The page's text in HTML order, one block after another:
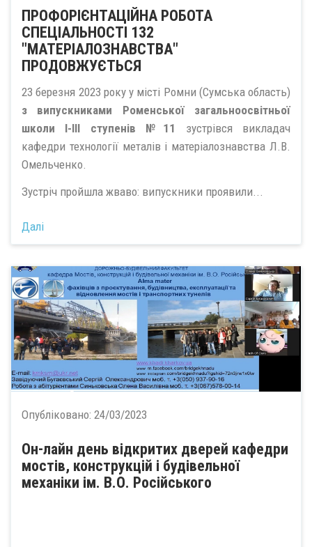
ПРОФОРІЄНТАЦІЙНА РОБОТА
СПЕЦІАЛЬНОСТІ 132
"МАТЕРІАЛОЗНАВСТВА"
ПРОДОВЖУЄТЬСЯ
23 березня 2023 року у місті Ромни (Сумська область)
з випускниками Роменської загальноосвітньої
школи І-ІІІ ступенів №11
зустрівся викладач
кафедри технології металів і матеріалознавства Л.В.
Омельченко.
Зустріч пройшла жваво: випускники проявили...
Далі
Опубліковано: 24/03/2023
Он-лайн день відкритих дверей кафедри
мостів, конструкцій і будівельної
механіки ім. В.О. Російського